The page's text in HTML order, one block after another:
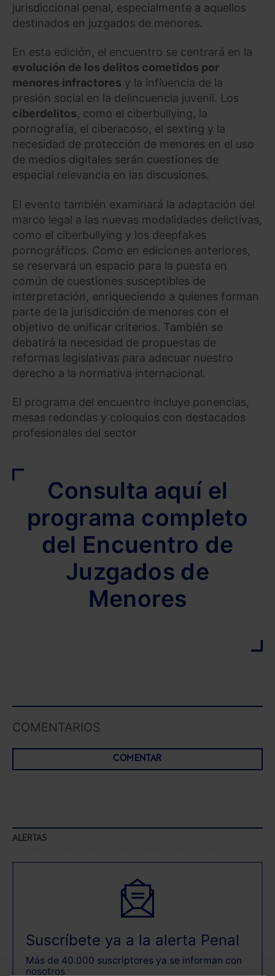
jurisdiccional penal, especialmente a aquellos
destinados en juzgados de menores.
En esta edición, el encuentro se centrará en la
evolución de los delitos cometidos por
menores infractores y la influencia de la
presión social en la delincuencia juvenil. Los
ciberdelitos, como el ciberbullying, la
pornografía, el ciberacoso, el sexting y la
necesidad de protección de menores en el uso
de medios digitales serán cuestiones de
especial relevancia en las discusiones.
El evento también examinará la adaptación del
marco legal a las nuevas modalidades delictivas,
como el ciberbullying y los deepfakes
pornográficos. Como en ediciones anteriores,
se reservará un espacio para la puesta en
común de cuestiones susceptibles de
interpretación, enriqueciendo a quienes forman
parte de la jurisdicción de menores con el
objetivo de unificar criterios. También se
debatirá la necesidad de propuestas de
reformas legislativas para adecuar nuestro
derecho a la normativa internacional.
El programa del encuentro incluye ponencias,
mesas redondas y coloquios con destacados
profesionales del sector
Consulta aquí el
programa completo
del Encuentro de
Juzgados de
Menores
COMENTARIOS
COMENTAR
ALERTAS
Suscríbete ya a la alerta Penal
Más de 40.000 suscriptores ya se informan con
nosotros